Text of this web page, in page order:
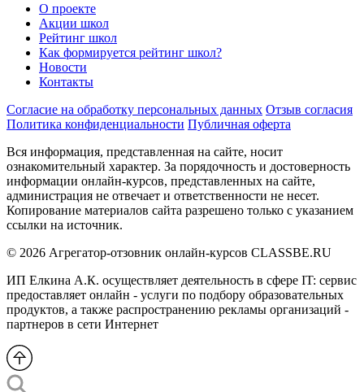
О проекте
Акции школ
Рейтинг школ
Как формируется рейтинг школ?
Новости
Контакты
Согласие на обработку персональных данных Отзыв согласия
Политика конфиденциальности Публичная оферта
Вся информация, представленная на сайте, носит
ознакомительный характер. За порядочность и достоверность
информации онлайн-курсов, представленных на сайте,
администрация не отвечает и ответственности не несет.
Копирование материалов сайта разрешено только с указанием
ссылки на источник.
© 2026 Агрегатор-отзовник онлайн-курсов CLASSBE.RU
ИП Елкина А.К. осуществляет деятельность в сфере IT: сервис
предоставляет онлайн - услуги по подбору образовательных
продуктов, а также распространению рекламы организаций -
партнеров в сети Интернет